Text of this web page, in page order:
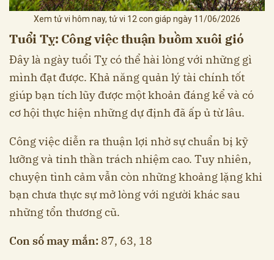
Xem tử vi hôm nay, tử vi 12 con giáp ngày 11/06/2026
Tuổi Tỵ: Công việc thuận buồm xuôi gió
Đây là ngày tuổi Tỵ có thể hài lòng với những gì
mình đạt được. Khả năng quản lý tài chính tốt
giúp bạn tích lũy được một khoản đáng kể và có
cơ hội thực hiện những dự định đã ấp ủ từ lâu.
Công việc diễn ra thuận lợi nhờ sự chuẩn bị kỹ
lưỡng và tinh thần trách nhiệm cao. Tuy nhiên,
chuyện tình cảm vẫn còn những khoảng lặng khi
bạn chưa thực sự mở lòng với người khác sau
những tổn thương cũ.
Con số may mắn: 87, 63, 18